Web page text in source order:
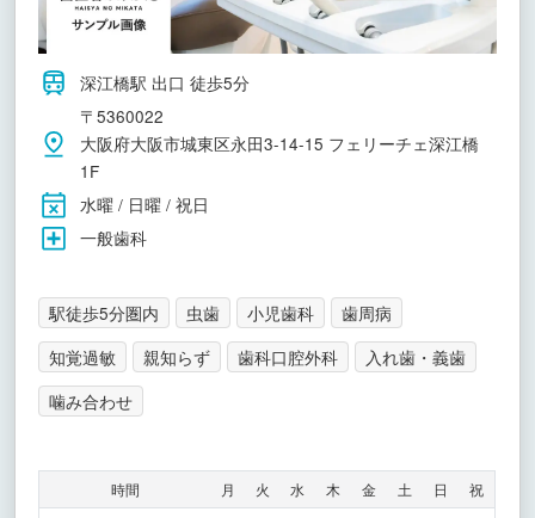
深江橋駅 出口 徒歩5分
〒5360022
大阪府大阪市城東区永田3-14-15 フェリーチェ深江橋
1F
水曜 / 日曜 / 祝日
一般歯科
駅徒歩5分圏内 虫歯 小児歯科
歯周病
知覚過敏
親知らず 歯科口腔外科
入れ歯・義歯
噛み合わせ
時間 月 火 水 木 金 土 日 祝